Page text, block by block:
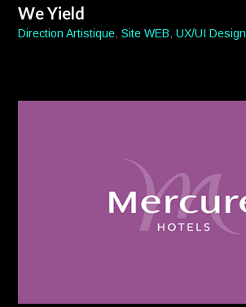
We Yield
Direction Artistique,Site WEB,UX/UI Design